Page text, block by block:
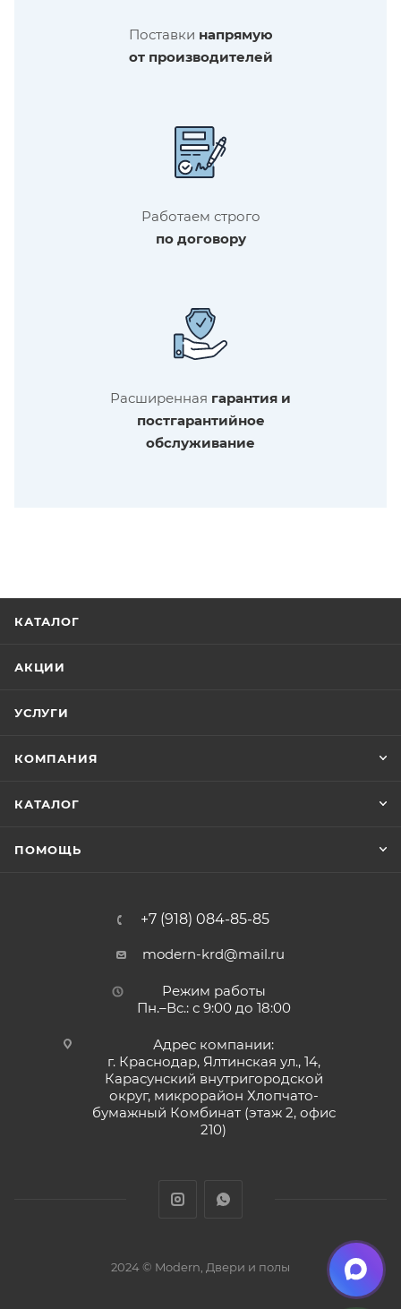
Поставки напрямую
от производителей
Работаем строго
по договору
Расширенная гарантия и
постгарантийное
обслуживание
КАТАЛОГ
АКЦИИ
УСЛУГИ
КОМПАНИЯ
КАТАЛОГ
ПОМОЩЬ
+7 (918) 084-85-85
modern-krd@mail.ru
Режим работы
Пн.–Вс.: с 9:00 до 18:00
Адрес компании:
г. Краснодар, Ялтинская ул., 14,
Карасунский внутригородской
округ, микрорайон Хлопчато-
бумажный Комбинат (этаж 2, офис
210)
2024 © Modern, Двери и полы